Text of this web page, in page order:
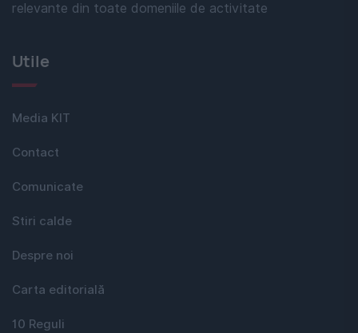
relevante din toate domeniile de activitate
Utile
Media KIT
Contact
Comunicate
Stiri calde
Despre noi
Carta editorială
10 Reguli